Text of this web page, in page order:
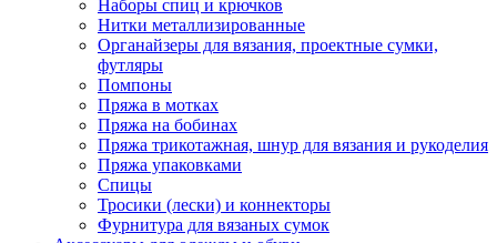
Наборы спиц и крючков
Нитки металлизированные
Органайзеры для вязания, проектные сумки,
футляры
Помпоны
Пряжа в мотках
Пряжа на бобинах
Пряжа трикотажная, шнур для вязания и рукоделия
Пряжа упаковками
Спицы
Тросики (лески) и коннекторы
Фурнитура для вязаных сумок